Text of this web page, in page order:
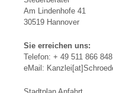
Am Lindenhofe 41
30519 Hannover
Sie erreichen uns:
Telefon: + 49 511 866
eMail: